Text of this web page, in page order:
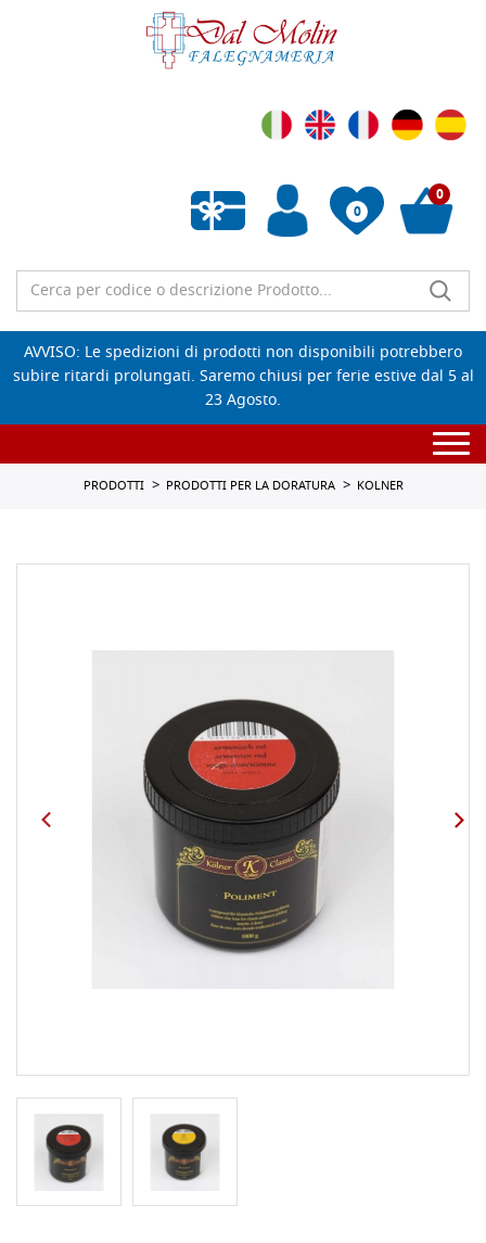
0
Wishlist vuota
0
AVVISO: Le spedizioni di prodotti non disponibili potrebbero
subire ritardi prolungati. Saremo chiusi per ferie estive dal 5 al
23 Agosto.
PRODOTTI PRODOTTI PER LA DORATURA KOLNER